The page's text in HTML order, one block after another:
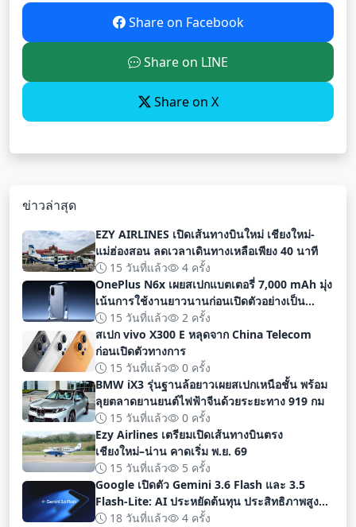
Share on Facebook
Share on LINE
Share on X
ข่าวล่าสุด
EZY AIRLINES เปิดเส้นทางบินใหม่ เชียงใหม่-
แม่ฮ่องสอน ลดเวลาเดินทางเหลือเพียง 40 นาที
15 วันที่แล้ว
4 ครั้ง
OnePlus N6x เผยสเปกแบตเตอรี่ 7,000 mAh มุ่ง
เน้นการใช้งานยาวนานก่อนเปิดตัวอย่างเป็น
ทางการ
15 วันที่แล้ว
2 ครั้ง
สเปก vivo X300 E หลุดจาก China Telecom
ก่อนเปิดตัวทางการ
15 วันที่แล้ว
0 ครั้ง
BMW iX3 รุ่นฐานล้อยาวเผยสเปกเหนือชั้น พร้อม
ลุยตลาดยานยนต์ไฟฟ้าจีนด้วยระยะทาง 919 กม
15 วันที่แล้ว
0 ครั้ง
Ezy Airlines เตรียมเปิดเส้นทางบินตรง
เชียงใหม่–น่าน คาดเริ่ม พ.ย. 69
15 วันที่แล้ว
5 ครั้ง
Google เปิดตัว Gemini 3.6 Flash และ 3.5
Flash-Lite: AI ประหยัดต้นทุน ประสิทธิภาพสูง
สำหรับนักพัฒนา
18 วันที่แล้ว 4 ครั้ง